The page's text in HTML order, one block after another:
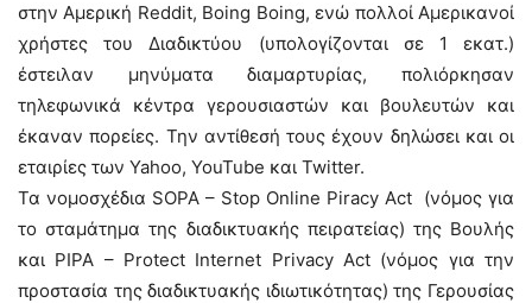
στην Αμερική Reddit, Boing Boing, ενώ πολλοί Αμερικανοί
χρήστες του Διαδικτύου (υπολογίζονται σε 1 εκατ.)
έστειλαν μηνύματα διαμαρτυρίας, πολιόρκησαν
τηλεφωνικά κέντρα γερουσιαστών και βουλευτών και
έκαναν πορείες. Την αντίθεσή τους έχουν δηλώσει και οι
εταιρίες των Yahoo, YouTube και Twitter.
Τα νομοσχέδια SOPA – Stop Online Piracy Act (νόμος για
το σταμάτημα της διαδικτυακής πειρατείας) της Βουλής
και PIPA – Protect Internet Privacy Act (νόμος για την
προστασία της διαδικτυακής ιδιωτικότητας) της Γερουσίας